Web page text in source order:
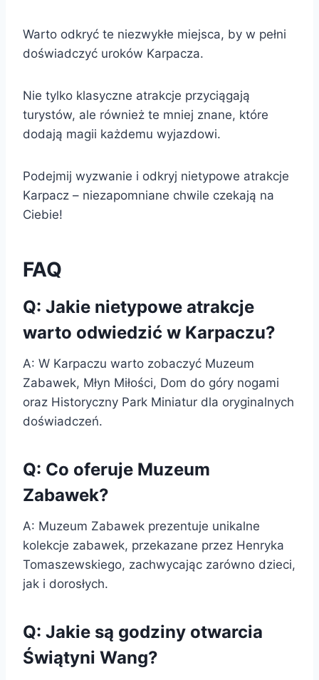
Warto odkryć te niezwykłe miejsca, by w pełni
doświadczyć uroków Karpacza.
Nie tylko klasyczne atrakcje przyciągają
turystów, ale również te mniej znane, które
dodają magii każdemu wyjazdowi.
Podejmij wyzwanie i odkryj nietypowe atrakcje
Karpacz – niezapomniane chwile czekają na
Ciebie!
FAQ
Q: Jakie nietypowe atrakcje
warto odwiedzić w Karpaczu?
A: W Karpaczu warto zobaczyć Muzeum
Zabawek, Młyn Miłości, Dom do góry nogami
oraz Historyczny Park Miniatur dla oryginalnych
doświadczeń.
Q: Co oferuje Muzeum
Zabawek?
A: Muzeum Zabawek prezentuje unikalne
kolekcje zabawek, przekazane przez Henryka
Tomaszewskiego, zachwycając zarówno dzieci,
jak i dorosłych.
Q: Jakie są godziny otwarcia
Świątyni Wang?